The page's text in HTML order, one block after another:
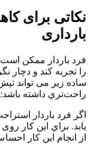
نکاتی برای
بارداری
فرد باردار ممکن
را تجربه کند و دچار
ساده زير می تواند
راحت‌تري داشته باشد:
اگر فرد باردار
یابد. براي اين كار
از انجام اين كار